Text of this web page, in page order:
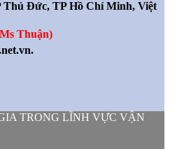
Thủ Đức, TP Hồ Chí Minh, Việt
Thuận)
TRONG LĨNH VỰC VẬN